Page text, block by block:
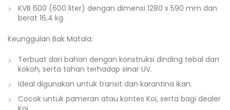
KVB 600 (600 liter) dengan dimensi 1280 x 590 mm dan
berat 16,4 kg.
Keunggulan Bak Matala:
Terbuat dari bahan dengan konstruksi dinding tebal dan
kokoh, serta tahan terhadap sinar UV.
Ideal digunakan untuk transit dan karantina ikan.
Cocok untuk pameran atau kontes Koi, serta bagi dealer